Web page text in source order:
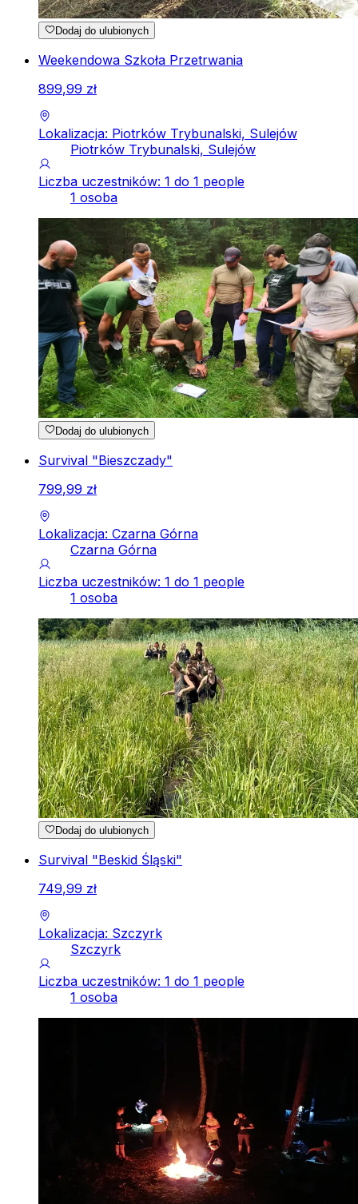
Dodaj do ulubionych
Weekendowa Szkoła Przetrwania
899,99 zł
Lokalizacja: Piotrków Trybunalski, Sulejów
Piotrków Trybunalski, Sulejów
Liczba uczestników: 1 do 1 people
1 osoba
Dodaj do ulubionych
Survival "Bieszczady"
799,99 zł
Lokalizacja: Czarna Górna
Czarna Górna
Liczba uczestników: 1 do 1 people
1 osoba
Dodaj do ulubionych
Survival "Beskid Śląski"
749,99 zł
Lokalizacja: Szczyrk
Szczyrk
Liczba uczestników: 1 do 1 people
1 osoba